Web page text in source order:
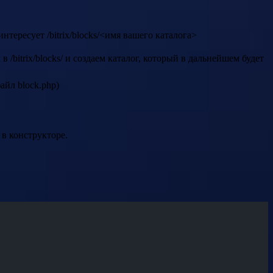
/bitrix/blocks/<имя вашего каталога>
bitrix/blocks/ и создаем каталог, который в дальнейшем будет
block.php)
конструкторе.